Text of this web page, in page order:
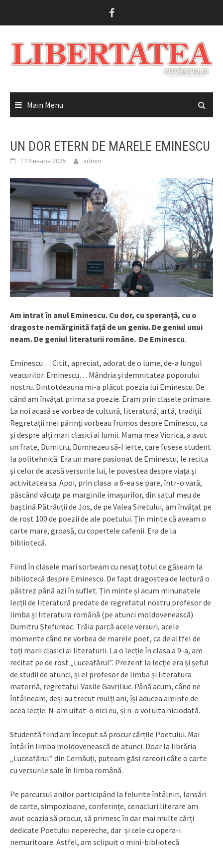
Main Menu
UN DOR ETERN DE MARELE EMINESCU
12 Январь 2025 admin
Am intrat în anul Eminescu. Cu dor, cu speranță, cu o
dragoste nemărginită față de un geniu. De geniul unui
neam. De geniul literaturii române. De Eminescu.
Eminescu… Citit, apreciat, adorat de o lume, de-a lungul
veacurilor. Eminescu… Mândria și demnitatea poporului
nostru. Dintotdeauna mi-a plăcut poezia lui Eminescu. De
când am învățat prima sa poezie. Eram prin clasele primare.
La noi acasă se vorbea de cultură, literatură, artă, tradiții.
Regretații mei părinți vorbeau frumos despre Eminescu, ca
și despre alți mari clasici ai lumii. Mama mea Viorica, a avut
un frate, Dumitru, Dumnezeu să-l ierte, care fusese student
la politehnică. Era un mare pasionat de Eminescu, le recita
și celor de acasă versurile lui, le povestea despre viața și
activitatea sa. Apoi, prin clasa a 6-ea se pare, într-o vară,
păscând văcuța pe marginile imașurilor, din satul meu de
baștină Pătrăuții de Jos, de pe Valea Siretului, am învățat pe
de rost 100 de poezii de ale poetului. Țin minte că aveam o
carte mare, groasă, cu copertele cafenii. Era de la
bibliotecă.
Fiind în clasele mari sorbeam cu nesaț totul ce găseam la
bibliotecă despre Eminescu. De fapt dragostea de lectură o
păstrez până azi în suflet. Țin minte și acum minunatele
lecții de literatură predate de regretatul nostru profesor de
limba și literatura română (pe atunci moldovenească)
Dumitru Ștefureac. Trăia parcă acele versuri, acele
momente când ne vorbea de marele poet, ca de altfel de
toți marii clasici ai literaturii. La o lecție în clasa a 9-a, am
recitat pe de rost „Luceafărul”. Prezent la lecție era și șeful
de studii de atunci, și el profesor de limba și literatura
maternă, regretatul Vasile Gavriliuc. Până acum, când ne
întâlneam, deși au trecut mulți ani, își aducea aminte de
acea lecție. N-am uitat-o nici eu, și n-o voi uita niciodată.
Studentă fiind am început să procur cărțile Poetului. Mai
întâi în limba moldovenească de atunci. Doar la librăria
„Luceafărul” din Cernăuți, puteam găsi rareori câte o carte
cu versurile sale în limba română.
Pe parcursul anilor participând la felurite întâlniri, lansări
de carte, simpozioane, conferințe, cenacluri literare am
avut ocazia să procur, să primesc în dar mai multe cărți
dedicate Poetului nepereche, dar și cele cu opera-i
nemuritoare. Astfel, am sclipuit o mini-bibliotecă